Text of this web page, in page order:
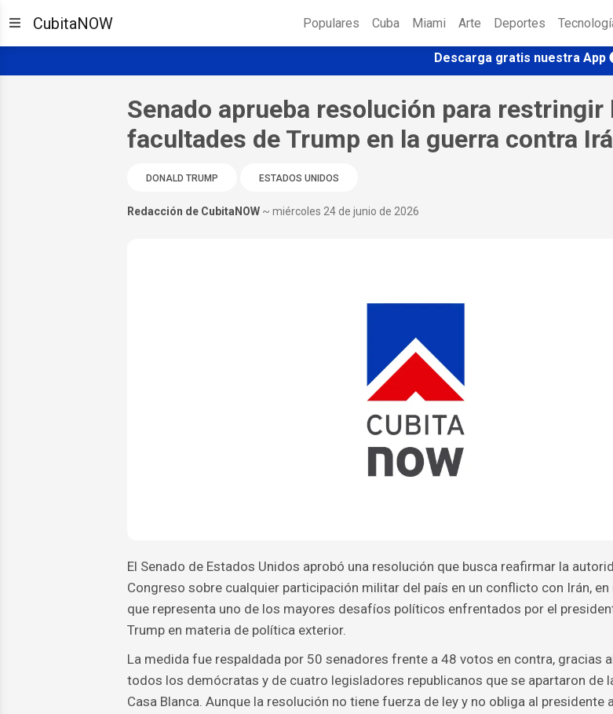
CubitaNOW Populares Cuba Miami Arte Deportes
Descarga gratis nuestra App
Senado aprueba resolución para restringir
facultades de Trump en la guerra contra
DONALD TRUMP ESTADOS UNIDOS
Redacción de CubitaNOW ~ miércoles 24 de junio de 2026
El Senado de Estados Unidos aprobó una resolución que busca reafirmar la
Congreso sobre cualquier participación militar del país en un conflicto con Irán, en
que representa uno de los mayores desafíos políticos enfrentados por el
Trump en materia de política exterior.
La medida fue respaldada por 50 senadores frente a 48 votos en contra, gracias
todos los demócratas y de cuatro legisladores republicanos que se apartaron de
Casa Blanca. Aunque la resolución no tiene fuerza de ley y no obliga al presidente